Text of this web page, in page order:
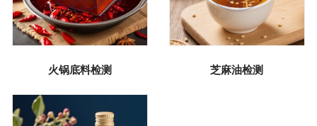
火锅底料检测 芝麻油检测